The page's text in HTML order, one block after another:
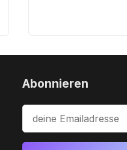
Abonnieren